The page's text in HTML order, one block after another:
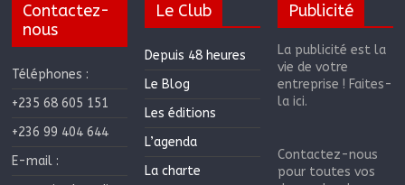
Contactez-
nous
Téléphones :
+235 68 605 151
+236 99 404 644
E-mail :
Le Club
Depuis 48 heures
Le Blog
Les éditions
L’agenda
La charte
Publicité
La publicité est la
vie de votre
entreprise ! Faites-
la ici.
Contactez-nous
pour toutes vos